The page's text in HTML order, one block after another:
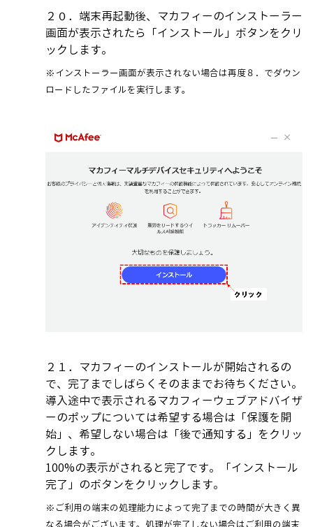
２０．端末再起動後、マカフィーのインストーラー
画面が表示されたら「インストール」ボタンをクリ
ックします。
※インストーラー画面が表示されない場合は再度８．でダウン
ロードしたファイルを実行します。
２１．マカフィーのインストールが開始されるの
で、完了までしばらくそのままでお待ちください。
導入途中で表示されるマカフィーウェブアドバイザ
ーのポップについては希望する場合は「保護を開
始」、希望しない場合は「後で通知する」をクリッ
クします。
100%の表示がされると完了です。「インストール
完了」のボタンをクリックします。
※ご利用の端末の処理能力によって完了までの時間が大きく異
なる場合がございます。処理が完了しない場合はご利用の端末